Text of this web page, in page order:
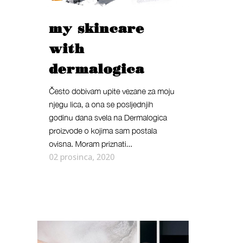
my skincare
with
dermalogica
Često dobivam upite vezane za moju
njegu lica, a ona se posljednjih
godinu dana svela na Dermalogica
proizvode o kojima sam postala
ovisna. Moram priznati...
02 prosinca, 2020